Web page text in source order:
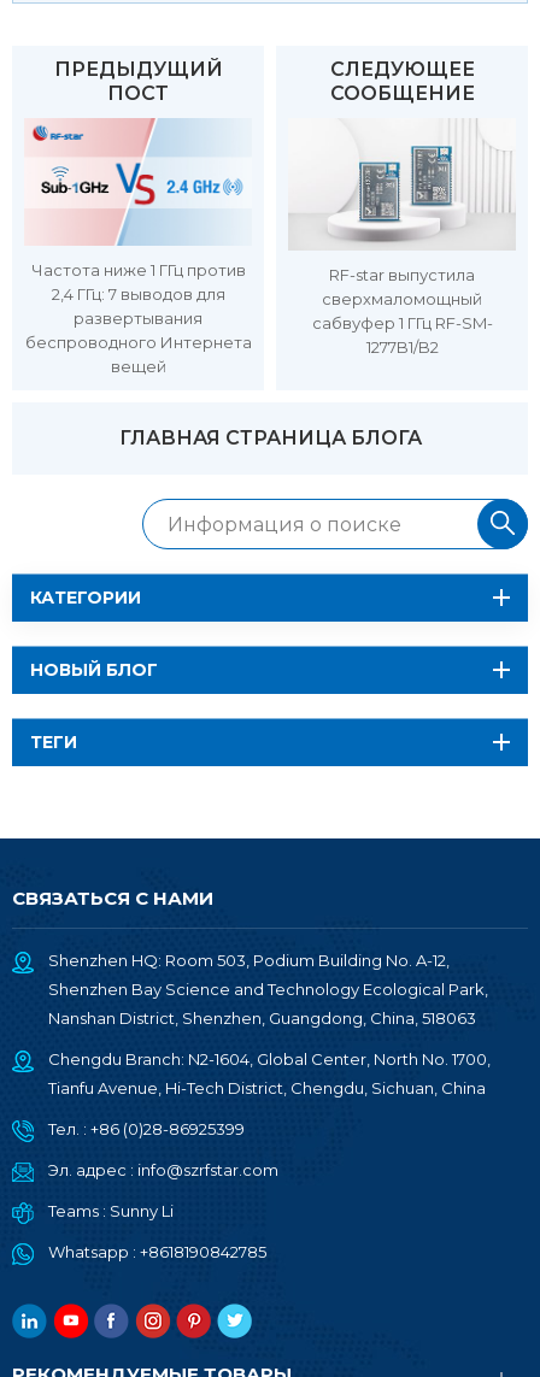
ПРЕДЫДУЩИЙ
ПОСТ
Частота ниже 1 ГГц против
2,4 ГГц: 7 выводов для
развертывания
беспроводного Интернета
вещей
СЛЕДУЮЩЕЕ
СООБЩЕНИЕ
RF-star выпустила
сверхмаломощный
сабвуфер 1 ГГц RF-SM-
1277B1/B2
ГЛАВНАЯ СТРАНИЦА БЛОГА
КАТЕГОРИИ
НОВЫЙ БЛОГ
ТЕГИ
СВЯЗАТЬСЯ С НАМИ
Shenzhen HQ: Room 503, Podium Building No. A-12,
Shenzhen Bay Science and Technology Ecological Park,
Nanshan District, Shenzhen, Guangdong, China, 518063
Chengdu Branch: N2-1604, Global Center, North No. 1700,
Tianfu Avenue, Hi-Tech District, Chengdu, Sichuan, China
Тел. : +86 (0)28-86925399
Эл. адрес : info@szrfstar.com
Teams : Sunny Li
Whatsapp : +8618190842785